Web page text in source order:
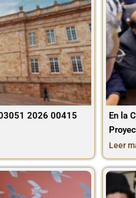
2026 00415
En la
Leer